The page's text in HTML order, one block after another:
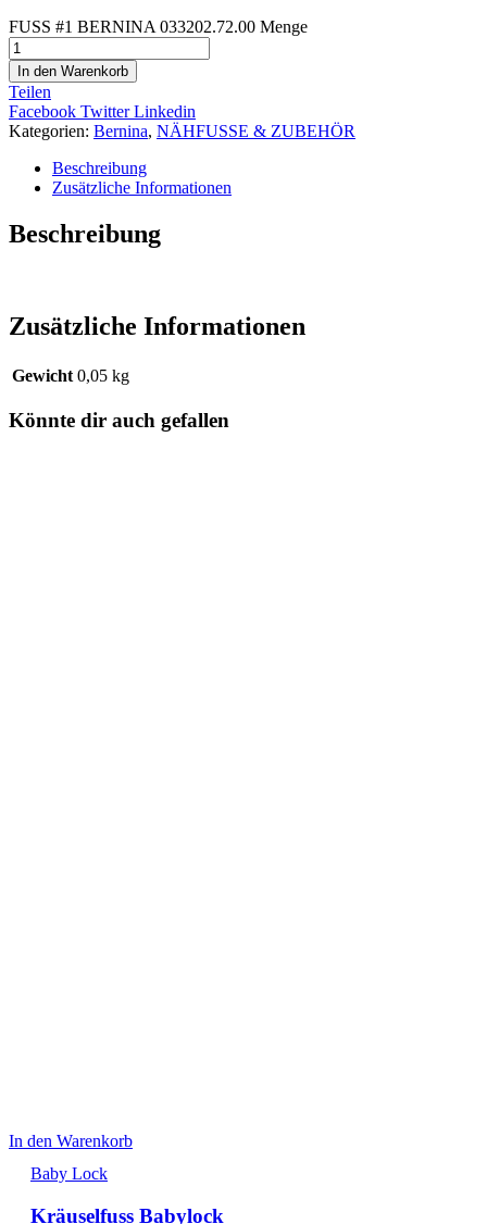
FUSS #1 BERNINA 033202.72.00 Menge
In den Warenkorb
Teilen
Facebook TwitterLinkedin
Kategorien: Bernina, NÄHFUSSE & ZUBEHÖR
Beschreibung
Zusätzliche Informationen
Beschreibung
Zusätzliche Informationen
Gewicht 0,05 kg
Könnte dir auch gefallen
In den Warenkorb
Baby Lock
Kräuselfuss Babylock